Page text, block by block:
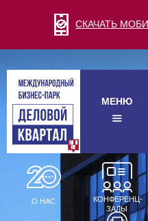
СКАЧАТЬ
МЕНЮ
О НАС
КОНФЕРЕНЦ-
ЗАЛЫ